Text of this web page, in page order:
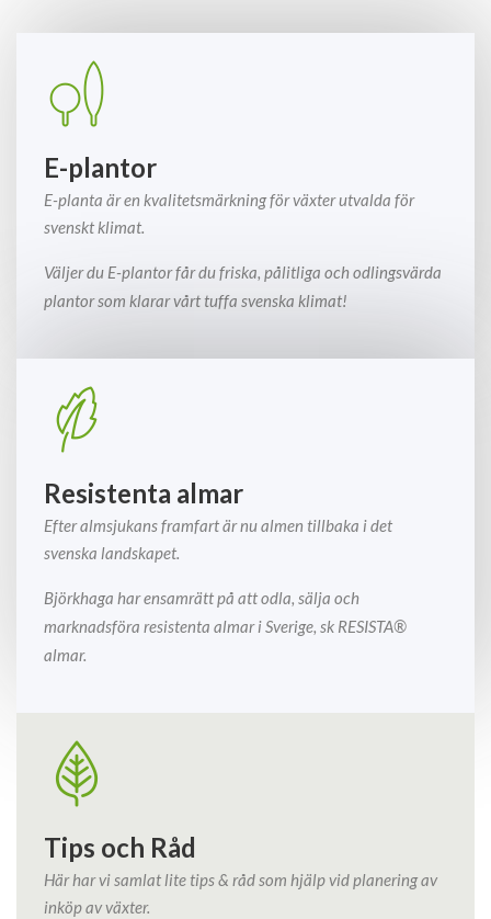
E-plantor
E-planta är en kvalitetsmärkning för växter utvalda för
svenskt klimat.
Väljer du E-plantor får du friska, pålitliga och odlingsvärda
plantor som klarar vårt tuffa svenska klimat!
Resistenta almar
Efter almsjukans framfart är nu almen tillbaka i det
svenska landskapet.
Björkhaga har ensamrätt på att odla, sälja och
marknadsföra resistenta almar i Sverige, sk RESISTA®
almar.
Tips och Råd
Här har vi samlat lite tips & råd som hjälp vid planering av
inköp av växter.